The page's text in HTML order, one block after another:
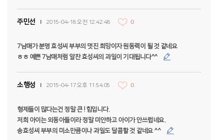
주민선 2015-04-18 오전 12:42:48 0
7남매가 분명 효성씨 부부의 멋진 희망이자 원동력이 될 것 같네요
ㅎㅎ 예쁜 7남매처럼 알찬 효성씨의 과일이 기대됩니다^^
소행성 2015-04-17 오후 11:54:05 0
형제들이 많다는건 정말 큰 ! 힘입니다.
저희 아이는 외동아들이라 정말 미안하고 아이가 안쓰럽네요.
송효성씨 부부의 미소만큼이나 과일도 달콤할 것 같네요 ^^